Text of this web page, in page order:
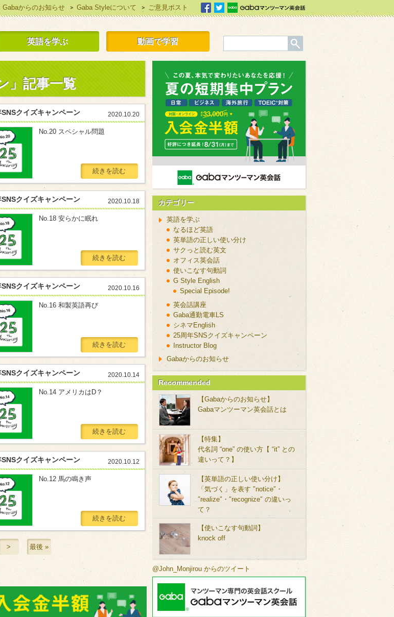
Gabaからのお知らせ Gaba Styleについて ご意見ポスト facebook
Twitter Gabaマンツーマン英会話
英語を学ぶ 動画で学習
」記事一覧
クイズキャンペーン 2020.10.20
No.20 スペシャル問題
続きを読む
クイズキャンペーン 2020.10.18
No.18 安らかに眠れ
続きを読む
クイズキャンペーン 2020.10.16
No.16 和製英語再び
続きを読む
クイズキャンペーン 2020.10.14
No.14 アメリカはD？
続きを読む
クイズキャンペーン 2020.10.12
No.12 馬の鳴き声
続きを読む
> 最後 »
カテゴリー
英語を学ぶ
なるほど英語
英単語の正しい使い分け
サクっと読む英文
オフィス英会話
使いこなす句動詞
G Style English
Special Episode!
英会話講座
Gaba通勤電車LS
シネマEnglish
25周年SNSクイズキャンペーン
Instructor Blog
Gabaからのお知らせ
Recommended
【Gabaからのお知らせ】
Gabaマンツーマン英会話とは
【特集】
代名詞 “one” の使い方【 “it” との
違いって？】
【英単語の正しい使い分け】
「気づく」を表す ″notice″・
″realize″・″recognize″ の違いっ
て？
【使いこなす句動詞】
knock off
@John_Monjirou からのツイート